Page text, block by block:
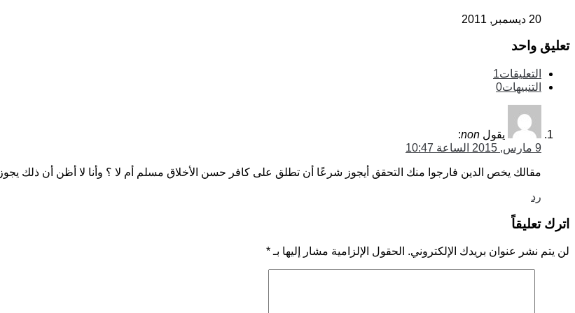
20 ديسمبر, 2011
تعليق واحد
التعليقات1
التنبيهات0
يقول non
:
9 مارس, 2015 الساعة 10:47
مقالك يخص الدين فارجوا منك التحقق أيجوز شرعًا أن تطلق على كافر حسن الأخلاق مسلم أم لا ؟ وأنا لا أظن أن ذلك يجوز
رد
اترك تعليقاً
لن يتم نشر عنوان بريدك الإلكتروني. الحقول الإلزامية مشار إليها بـ*